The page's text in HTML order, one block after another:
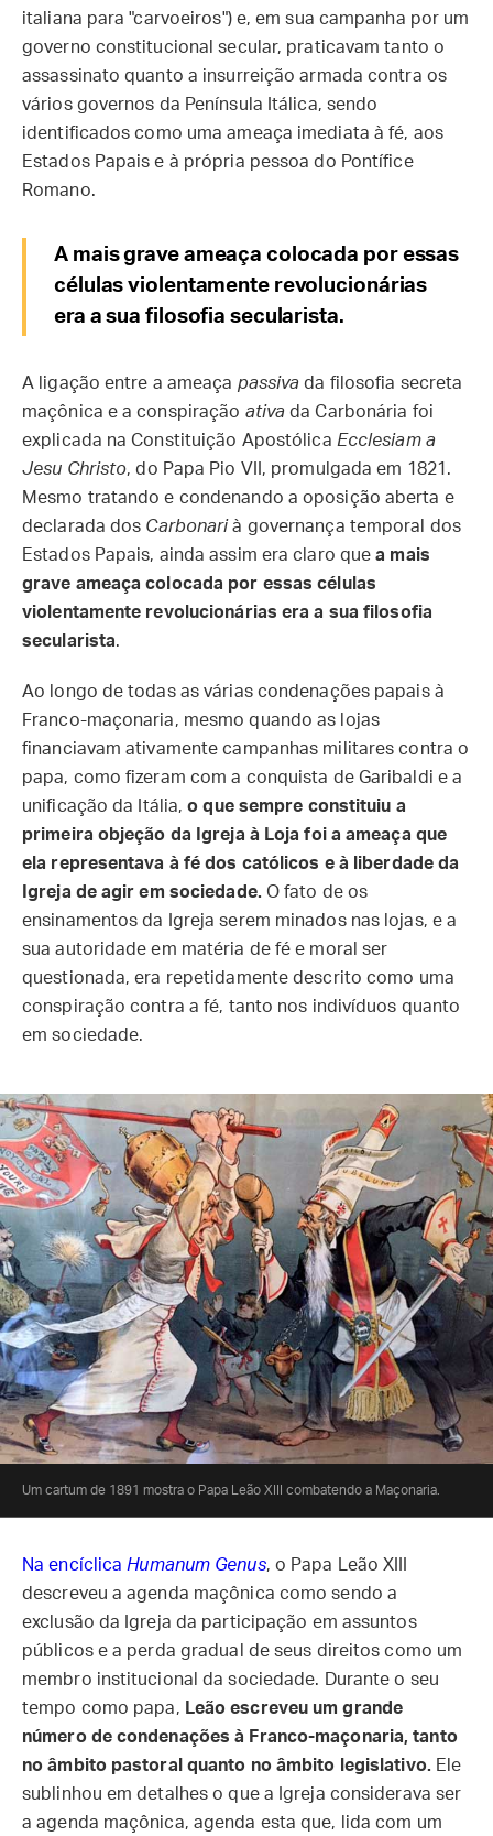
italiana para "carvoeiros") e, em sua campanha por um
governo constitucional secular, praticavam tanto o
assassinato quanto a insurreição armada contra os
vários governos da Península Itálica, sendo
identificados como uma ameaça imediata à fé, aos
Estados Papais e à própria pessoa do Pontífice
Romano.
A mais grave ameaça colocada por essas
células violentamente revolucionárias
era a sua filosofia secularista.
A ligação entre a ameaça passiva da filosofia secreta
maçônica e a conspiração ativa da Carbonária foi
explicada na Constituição Apostólica Ecclesiam a
Jesu Christo, do Papa Pio VII, promulgada em 1821.
Mesmo tratando e condenando a oposição aberta e
declarada dos Carbonarià governança temporal dos
Estados Papais, ainda assim era claro quea mais
grave ameaça colocada por essas células
violentamente revolucionárias era a sua filosofia
secularista.
Ao longo de todas as várias condenações papais à
Franco-maçonaria, mesmo quando as lojas
financiavam ativamente campanhas militares contra o
papa, como fizeram com a conquista de Garibaldi e a
unificação da Itália,o que sempre constituiu a
primeira objeção da Igreja à Loja foi a ameaça que
ela representava à fé dos católicos e à liberdade da
Igreja de agir em sociedade.O fato de os
ensinamentos da Igreja serem minados nas lojas, e a
sua autoridade em matéria de fé e moral ser
questionada, era repetidamente descrito como uma
conspiração contra a fé, tanto nos indivíduos quanto
em sociedade.
Um cartum de 1891 mostra o Papa Leão XIII combatendo a Maçonaria.
Na encíclica Humanum Genus, o Papa Leão XIII
descreveu a agenda maçônica como sendo a
exclusão da Igreja da participação em assuntos
públicos e a perda gradual de seus direitos como um
membro institucional da sociedade. Durante o seu
tempo como papa, Leão escreveu um grande
número de condenações à Franco-maçonaria, tanto
no âmbito pastoral quanto no âmbito legislativo.Ele
sublinhou em detalhes o que a Igreja considerava ser
a agenda maçônica, agenda esta que, lida com um